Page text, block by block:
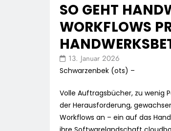
SO GEHT
WORKFLOWS
13. Januar 2026
Schwarzenbek (ots) –
Volle Auftragsbücher, zu wenig
der Herausforderung,
Workflows an – ein auf das